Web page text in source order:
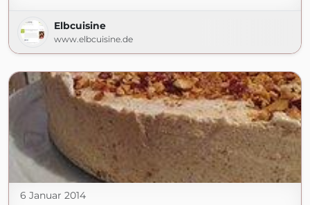
Elbcuisine
www.elbcuisine.de
6 Januar 2014